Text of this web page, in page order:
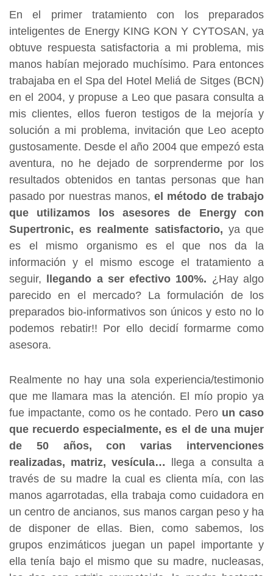
En el primer tratamiento con los preparados
inteligentes de Energy KING KON Y CYTOSAN, ya
obtuve respuesta satisfactoria a mi problema, mis
manos habían mejorado muchísimo. Para entonces
trabajaba en el Spa del Hotel Meliá de Sitges (BCN)
en el 2004, y propuse a Leo que pasara consulta a
mis clientes, ellos fueron testigos de la mejoría y
solución a mi problema, invitación que Leo acepto
gustosamente. Desde el año 2004 que empezó esta
aventura, no he dejado de sorprenderme por los
resultados obtenidos en tantas personas que han
pasado por nuestras manos,el método de trabajo
que utilizamos los asesores de Energy con
Supertronic, es realmente satisfactorio, ya que
es el mismo organismo es el que nos da la
información y el mismo escoge el tratamiento a
seguir, llegando a ser efectivo 100%. ¿Hay algo
parecido en el mercado? La formulación de los
preparados bio-informativos son únicos y esto no lo
podemos rebatir!! Por ello decidí formarme como
asesora.
Realmente no hay una sola experiencia/testimonio
que me llamara mas la atención. El mío propio ya
fue impactante, como os he contado. Pero un caso
que recuerdo especialmente, es el de una mujer
de 50 años, con varias intervenciones
realizadas, matriz, vesícula… llega a consulta a
través de su madre la cual es clienta mía, con las
manos agarrotadas, ella trabaja como cuidadora en
un centro de ancianos, sus manos cargan peso y ha
de disponer de ellas. Bien, como sabemos, los
grupos enzimáticos juegan un papel importante y
ella tenía bajo el mismo que su madre, nucleasas,